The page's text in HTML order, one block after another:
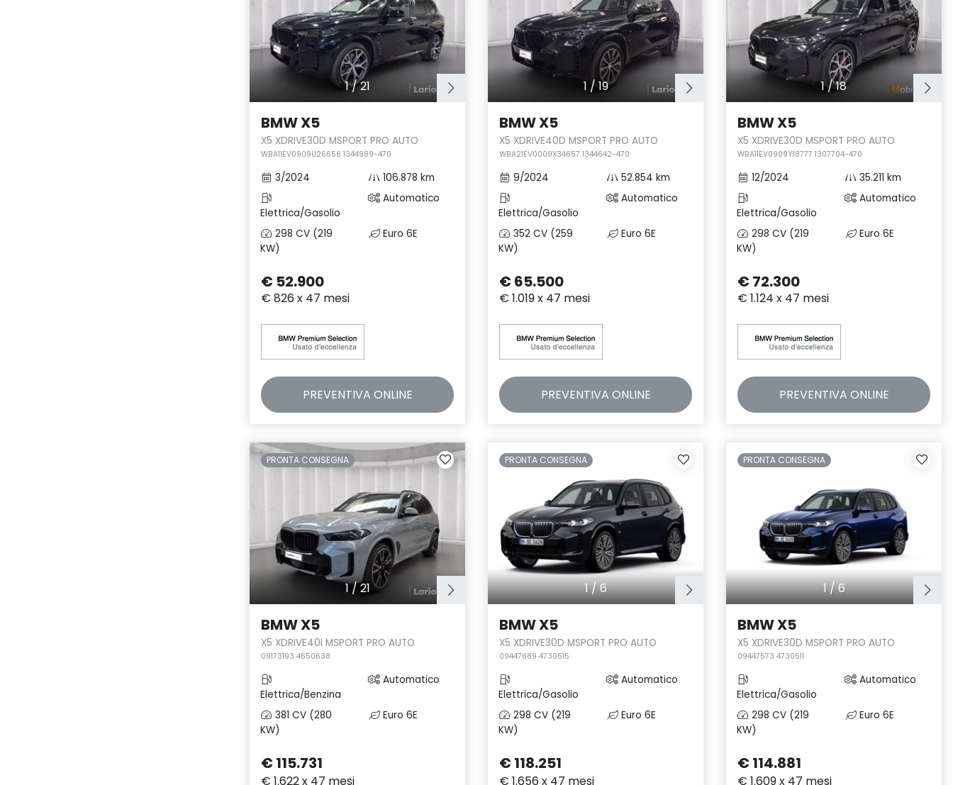
1/21
BMW X5
X5 XDRIVE30D MSPORT PRO AUTO
WBA11EV0909U26656 1344989-470
3/2024 106.878 km
Elettrica/Gasolio
Automatico
298 CV (219
KW)
Euro 6E
€ 52.900
€ 826 x 47 mesi
PREVENTIVA ONLINE
1 /19
BMW X5
X5 XDRIVE40D MSPORT PRO AUTO
WBA21EV0009X34657 1344642-470
9/2024 52.854 km
Elettrica/Gasolio
Automatico
352 CV (259
KW)
Euro 6E
€ 65.500
€ 1.019 x 47 mesi
PREVENTIVA ONLINE
1/18
BMW X5
X5 XDRIVE30D MSPORT PRO AUTO
WBA11EV0909Y18777 1307704-470
12/2024 35.211 km
Elettrica/Gasolio
Automatico
298 CV (219
KW)
Euro 6E
€ 72.300
€ 1.124 x 47 mesi
PREVENTIVA ONLINE
1/21
PRONTA CONSEGNA
BMW X5
X5 XDRIVE40I MSPORT PRO AUTO
09173193 4650638
Elettrica/Benzina
Automatico
381 CV (280
KW)
Euro 6E
€ 115.731
€ 1.622 x 47 mesi
1/6
PRONTA CONSEGNA
BMW X5
X5 XDRIVE30D MSPORT PRO AUTO
09447689 4730515
Elettrica/Gasolio
Automatico
298 CV (219
KW)
Euro 6E
€ 118.251
€ 1.656 x 47 mesi
1/6
PRONTA CONSEGNA
BMW X5
X5 XDRIVE30D MSPORT PRO AUTO
09447573 4730511
Elettrica/Gasolio
Automatico
298 CV (219
KW)
Euro 6E
€ 114.881
€ 1.609 x 47 mesi